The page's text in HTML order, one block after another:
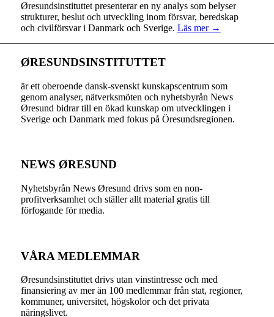
Øresundsinstituttet presenterar en ny analys som belyser
strukturer, beslut och utveckling inom försvar, beredskap
och civilförsvar i Danmark och Sverige. Läs mer →
ØRESUNDSINSTITUTTET
är ett oberoende dansk-svenskt kunskapscentrum som
genom analyser, nätverksmöten och nyhetsbyrån News
Øresund bidrar till en ökad kunskap om utvecklingen i
Sverige och Danmark med fokus på Öresundsregionen.
NEWS ØRESUND
Nyhetsbyrån News Øresund drivs som en non-
profitverksamhet och ställer allt material gratis till
förfogande för media.
VÅRA MEDLEMMAR
Øresundsinstituttet drivs utan vinst­intresse och med
finansiering av mer än 100 medlemmar från stat, regioner,
kommuner, universitet, högskolor och det privata
näringslivet.